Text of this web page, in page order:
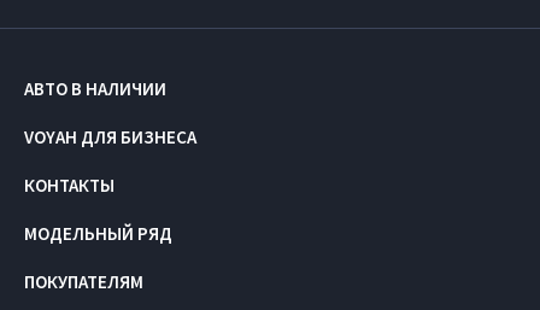
АВТО В НАЛИЧИИ
VOYAH ДЛЯ БИЗНЕСА
КОНТАКТЫ
МОДЕЛЬНЫЙ РЯД
ПОКУПАТЕЛЯМ